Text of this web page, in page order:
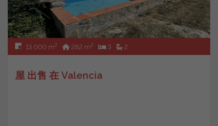
13.000 m2 282 m2 3 2
屋 出售 在 Valencia